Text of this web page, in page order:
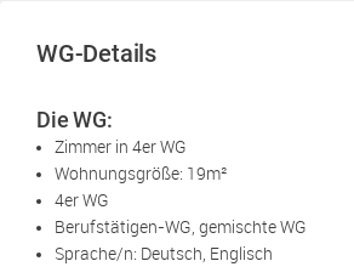
WG-Details
Die WG:
Zimmer in 4er WG
Wohnungsgröße: 19m²
4er WG
Berufstätigen-WG, gemischte WG
Sprache/n: Deutsch, Englisch